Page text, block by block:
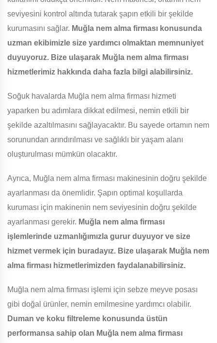
seviyesini kontrol altında tutarak şapın etkili bir şekilde
kurumasını sağlar. Muğla nem alma firması konusunda
uzman ekibimizle size yardımcı olmaktan memnuniyet
duyuyoruz. Bize ulaşarak Muğla nem alma firması
hizmetlerimiz hakkında daha fazla bilgi alabilirsiniz.
Soğuk havalarda Muğla nem alma firması hizmeti
yaparken bu adımlara dikkat edilmesi, nemin etkili bir
şekilde azaltılmasını sağlayacaktır. Bu sayede ortamın nem
sorunundan arındırılması ve sağlıklı bir yaşam alanı
oluşturulması mümkün olacaktır.
Ayrıca, Muğla nem alma firması makinesinin doğru şekilde
ayarlanması da önemlidir. Şapın optimal koşullarda
kuruması için makinenin nem seviyesinin doğru şekilde
ayarlanması gerekir. Muğla nem alma firması
işlemlerinde uzmanlığımızla gurur duyuyor ve size
hizmet vermek için buradayız. Bize ulaşarak Muğla nem
alma firması hizmetlerimizden faydalanabilirsiniz.
Muğla nem alma firması işlemi için sebze meyve posası
gibi doğal ürünler, nemin emilmesine yardımcı olabilir.
Duman ve koku filtreleme konusunda üstün
performansa sahip olan Muğla nem alma firması